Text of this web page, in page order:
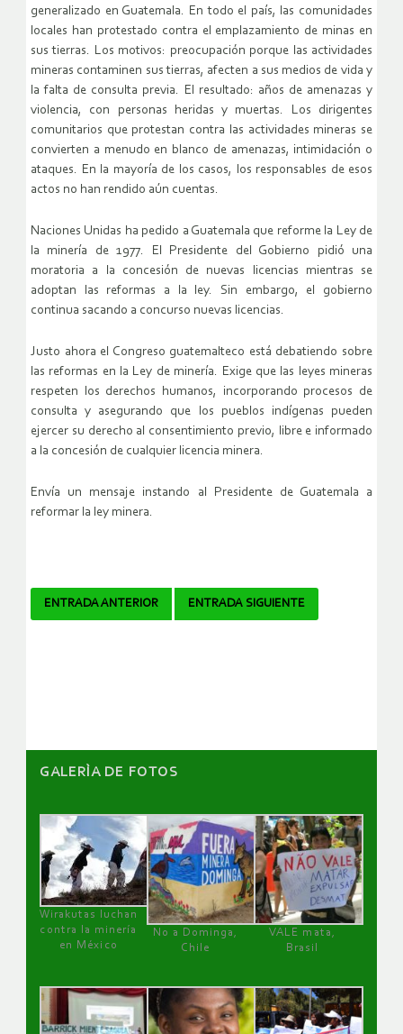
generalizado en Guatemala. En todo el país, las comunidades
locales han protestado contra el emplazamiento de minas en
sus tierras. Los motivos: preocupación porque las actividades
mineras contaminen sus tierras, afecten a sus medios de vida y
la falta de consulta previa. El resultado: años de amenazas y
violencia, con personas heridas y muertas. Los dirigentes
comunitarios que protestan contra las actividades mineras se
convierten a menudo en blanco de amenazas, intimidación o
ataques. En la mayoría de los casos, los responsables de esos
actos no han rendido aún cuentas.
Naciones Unidas ha pedido a Guatemala que reforme la Ley de
la minería de 1977. El Presidente del Gobierno pidió una
moratoria a la concesión de nuevas licencias mientras se
adoptan las reformas a la ley. Sin embargo, el gobierno
continua sacando a concurso nuevas licencias.
Justo ahora el Congreso guatemalteco está debatiendo sobre
las reformas en la Ley de minería. Exige que las leyes mineras
respeten los derechos humanos, incorporando procesos de
consulta y asegurando que los pueblos indígenas pueden
ejercer su derecho al consentimiento previo, libre e informado
a la concesión de cualquier licencia minera.
Envía un mensaje instando al Presidente de Guatemala a
reformar la ley minera.
Navegador
ENTRADA ANTERIOR ENTRADA SIGUIENTE
GALERÌA DE FOTOS
Wirakutas luchan
contra la minería
en México
No a Dominga,
Chile
VALE mata,
Brasil